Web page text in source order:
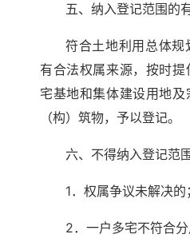
五、纳入登记范围的
符合土地利用总体
有合法权属来源，按时
宅基地和集体建设用地
（构）筑物，予以登记。
六、不得纳入登记范
1．权属争议未解决的；
2．一户多宅不符合分